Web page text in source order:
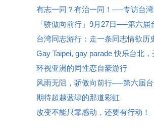
有志一同？有治一同！──专访台
「骄傲向前行」9月27日──第六届
台湾同志游行：走一条同志情欲历
Gay Taipei, gay parade 快乐台北
环视亚洲的同性恋自豪游行
风雨无阻，骄傲向前行──第六届
期待超越蓝绿的那道彩虹
改变不能只靠感动，还要有行动！